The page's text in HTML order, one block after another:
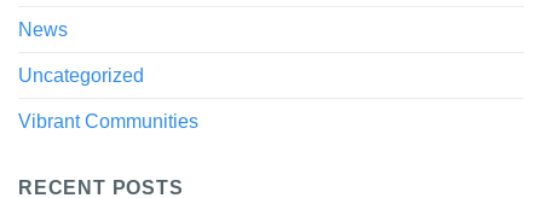
News
Uncategorized
Vibrant Communities
RECENT POSTS